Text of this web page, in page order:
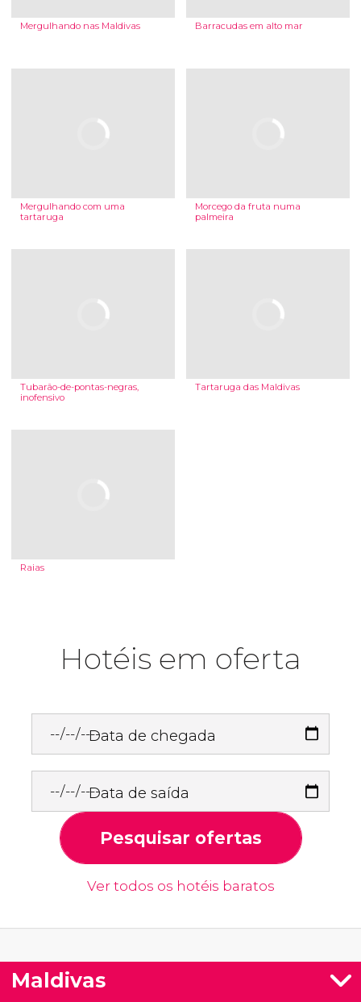
Mergulhando nas Maldivas Barracudas em alto mar
Mergulhando com uma
tartaruga
Morcego da fruta numa
palmeira
Tubarão-de-pontas-negras,
inofensivo
Tartaruga das Maldivas
Raias
Hotéis em oferta
Data de chegada
Data de saída
Pesquisar ofertas
Ver todos os hotéis baratos
Maldivas